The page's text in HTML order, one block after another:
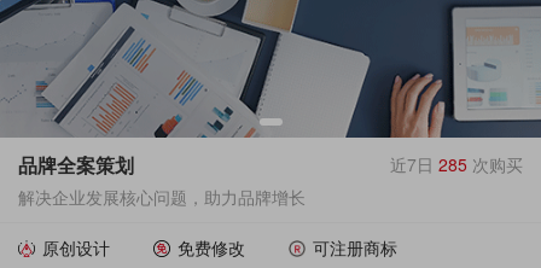
品牌全案策划 近7日 285 次购买
解决企业发展核心问题，助力品牌增长
原创设计 免费修改
可注册商标